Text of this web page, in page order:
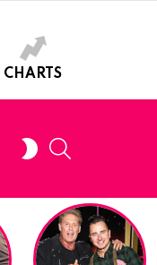
CHARTS
SWITCH
SKIN